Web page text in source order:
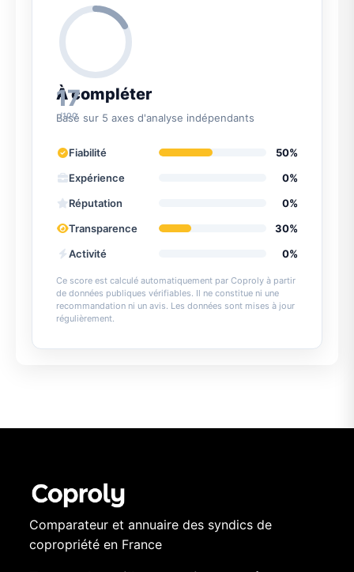
17
/100
À compléter
Basé sur 5 axes d'analyse indépendants
Fiabilité
50%
Expérience
0%
Réputation
0%
Transparence
30%
Activité
0%
Ce score est calculé automatiquement par Coproly à partir
de données publiques vérifiables. Il ne constitue ni une
recommandation ni un avis. Les données sont mises à jour
régulièrement.
Comparateur et annuaire des syndics de
copropriété en France